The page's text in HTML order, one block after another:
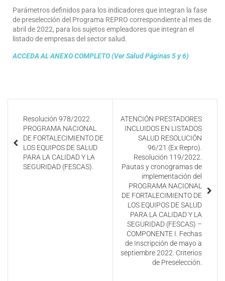
Parámetros definidos para los indicadores que integran la fase
de preselección del Programa REPRO correspondiente al mes de
abril de 2022, para los sujetos empleadores que integran el
listado de empresas del sector salud.
ACCEDA AL ANEXO COMPLETO (Ver Salud Páginas 5 y 6)
Resolución 978/2022.
PROGRAMA NACIONAL
DE FORTALECIMIENTO DE
LOS EQUIPOS DE SALUD
PARA LA CALIDAD Y LA
SEGURIDAD (FESCAS).
ATENCIÓN PRESTADORES
INCLUIDOS EN LISTADOS
SALUD RESOLUCIÓN
96/21 (Ex Repro).
Resolución 119/2022.
Pautas y cronogramas de
implementación del
PROGRAMA NACIONAL
DE FORTALECIMIENTO DE
LOS EQUIPOS DE SALUD
PARA LA CALIDAD Y LA
SEGURIDAD (FESCAS) –
COMPONENTE I. Fechas
de Inscripción de mayo a
septiembre 2022. Criterios
de Preselección.